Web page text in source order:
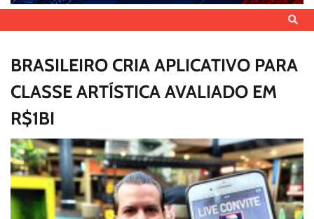
BRASILEIRO CRIA APLICATIVO PARA
CLASSE ARTÍSTICA AVALIADO EM
R$1BI